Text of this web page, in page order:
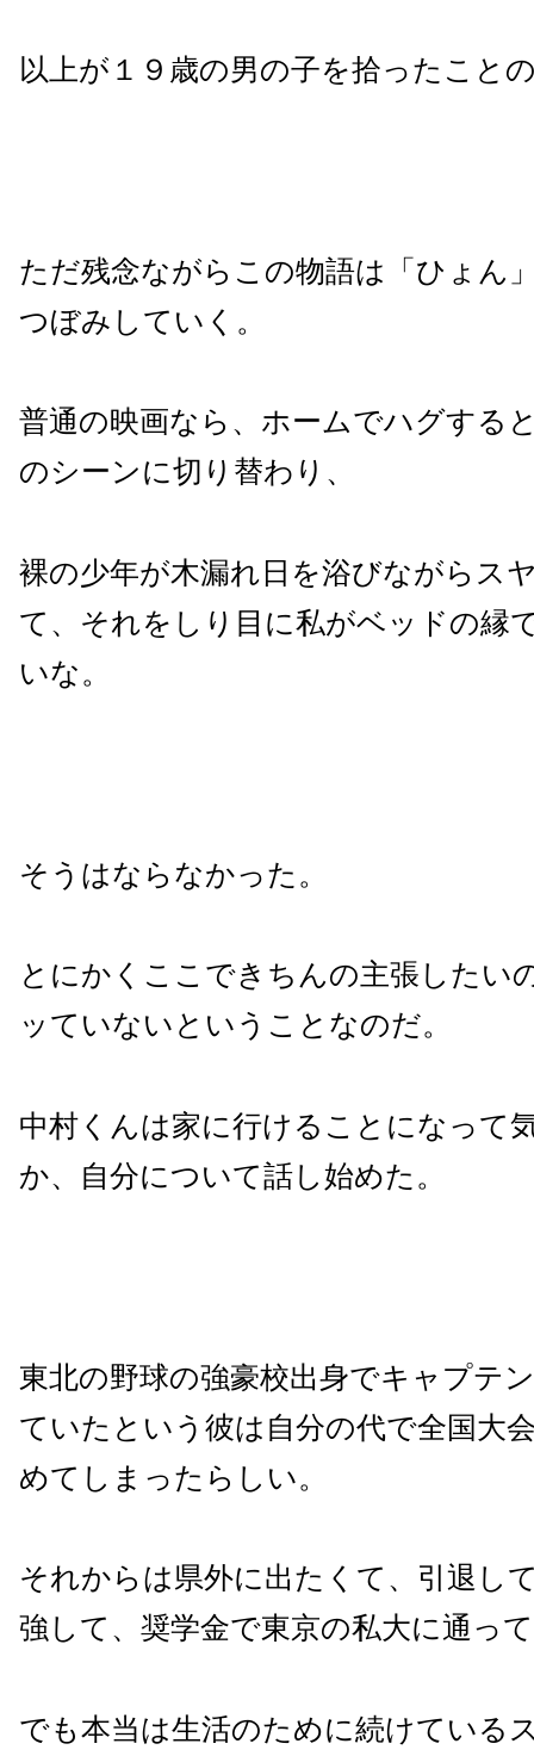
以上が１９歳の男の子を拾ったこと
ただ残念ながらこの物語は「ひょん
つぼみしていく。
普通の映画なら、ホームでハグする
のシーンに切り替わり、
裸の少年が木漏れ日を浴びながらス
て、それをしり目に私がベッドの縁
いな。
そうはならなかった。
とにかくここできちんの主張したい
ッていないということなのだ。
中村くんは家に行けることになって
か、自分について話し始めた。
東北の野球の強豪校出身でキャプテ
ていたという彼は自分の代で全国大
めてしまったらしい。
それからは県外に出たくて、引退し
強して、奨学金で東京の私大に通っ
でも本当は生活のために続けている